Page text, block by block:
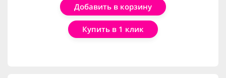
Добавить в корзину
Купить в 1 клик